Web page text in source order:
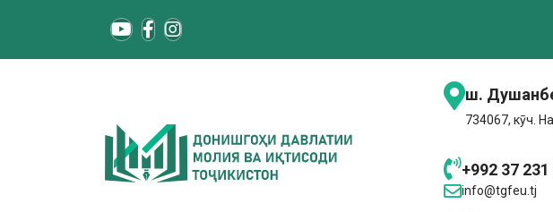
ш.
734067, кӯч.
+992 37
info@tgfeu.tj